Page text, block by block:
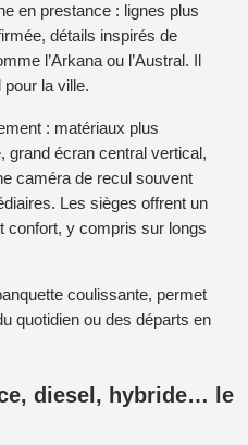
en prestance : lignes plus
détails inspirés de
l’Arkana ou l’Austral. Il
la ville.
: matériaux plus
grand écran central vertical,
caméra de recul souvent
Les sièges offrent un
confort, y compris sur longs
coulissante, permet
quotidien ou des départs en
diesel, hybride… le